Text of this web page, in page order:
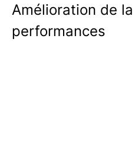
Amélioration de
performances